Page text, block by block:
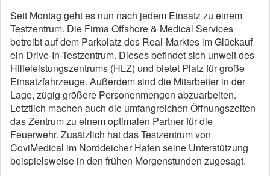
Seit Montag geht es nun nach jedem Einsatz zu einem
Testzentrum. Die Firma Offshore & Medical Services
betreibt auf dem Parkplatz des Real-Marktes im Glückauf
ein Drive-In-Testzentrum. Dieses befindet sich unweit des
Hilfeleistungszentrums (HLZ) und bietet Platz für große
Einsatzfahrzeuge. Außerdem sind die Mitarbeiter in der
Lage, zügig größere Personenmengen abzuarbeiten.
Letztlich machen auch die umfangreichen Öffnungszeiten
das Zentrum zu einem optimalen Partner für die
Feuerwehr. Zusätzlich hat das Testzentrum von
CoviMedical im Norddeicher Hafen seine Unterstützung
beispielsweise in den frühen Morgenstunden zugesagt.